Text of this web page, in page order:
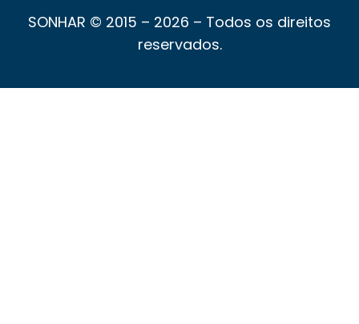
SONHAR © 2015 – 2026 – Todos os direitos
reservados.